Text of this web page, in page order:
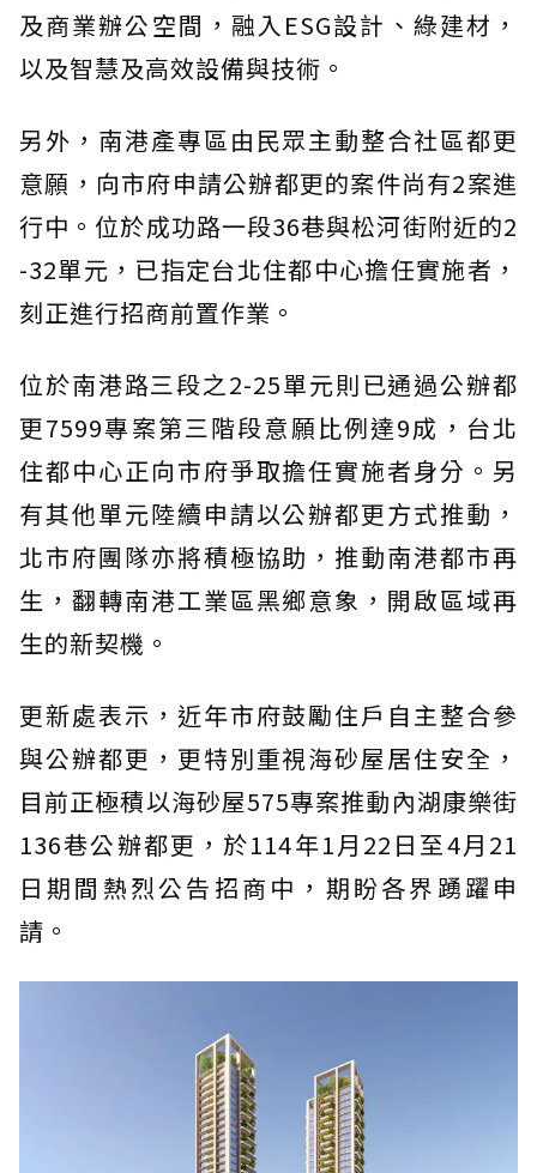
及商業辦公空間，融入ESG設計、綠建材，
以及智慧及高效設備與技術。
另外，南港產專區由民眾主動整合社區都更
意願，向市府申請公辦都更的案件尚有2案進
行中。位於成功路一段36巷與松河街附近的2
-32單元，已指定台北住都中心擔任實施者，
刻正進行招商前置作業。
位於南港路三段之2-25單元則已通過公辦都
更7599專案第三階段意願比例達9成，台北
住都中心正向市府爭取擔任實施者身分。另
有其他單元陸續申請以公辦都更方式推動，
北市府團隊亦將積極協助，推動南港都市再
生，翻轉南港工業區黑鄉意象，開啟區域再
生的新契機。
更新處表示，近年市府鼓勵住戶自主整合參
與公辦都更，更特別重視海砂屋居住安全，
目前正極積以海砂屋575專案推動內湖康樂街
136巷公辦都更，於114年1月22日至4月21
日期間熱烈公告招商中，期盼各界踴躍申
請。